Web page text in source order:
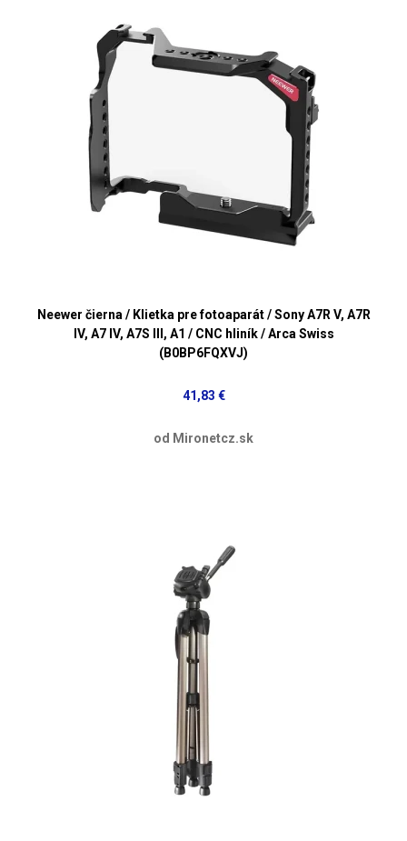
Neewer čierna / Klietka pre fotoaparát / Sony A7R V, A7R
IV, A7 IV, A7S III, A1 / CNC hliník / Arca Swiss
(B0BP6FQXVJ)
41,83 €
od Mironetcz.sk